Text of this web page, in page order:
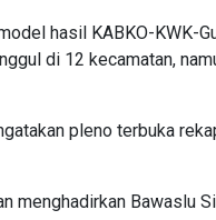
hasil KABKO-KWK-
di 12 kecamatan,
pleno terbuka
menghadirkan Bawaslu